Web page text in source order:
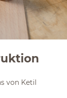
von Ketil